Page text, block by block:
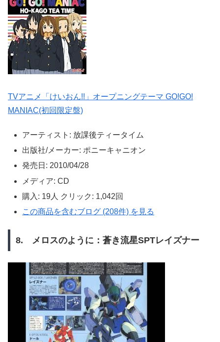
TVアニメ「けいおん!!」オープニングテーマ GO!GO!
MANIAC(初回限定盤)
アーティスト: 放課後ティータイム
出版社/メーカー: ポニーキャニオン
発売日: 2010/04/28
メディア: CD
購入 : 19人 クリック : 1,042回
この商品を含むブログ (208件) を見る
8. メロスのように：蒼き流星SPTレイズナー